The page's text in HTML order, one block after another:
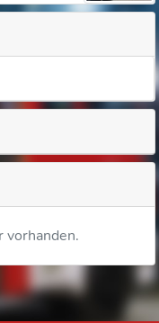
vorhanden.